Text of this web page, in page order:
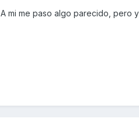
A mi me paso algo parecido, pero